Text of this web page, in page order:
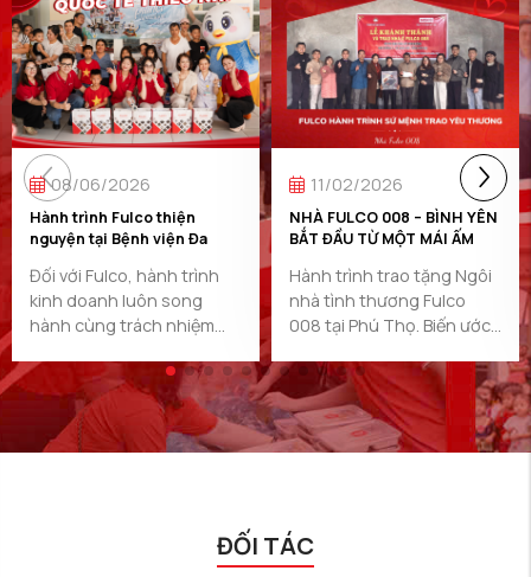
08/06/2026
Hành trình Fulco thiện
nguyện tại Bệnh viện Đa
Đối với Fulco, hành trình
kinh doanh luôn song
hành cùng trách nhiệm
11/02/2026
NHÀ FULCO 008 – BÌNH YÊN
BẮT ĐẦU TỪ MỘT MÁI ẤM
Hành trình trao tặng Ngôi
nhà tình thương Fulco
008 tại Phú Thọ. Biến ước
ĐỐI TÁC